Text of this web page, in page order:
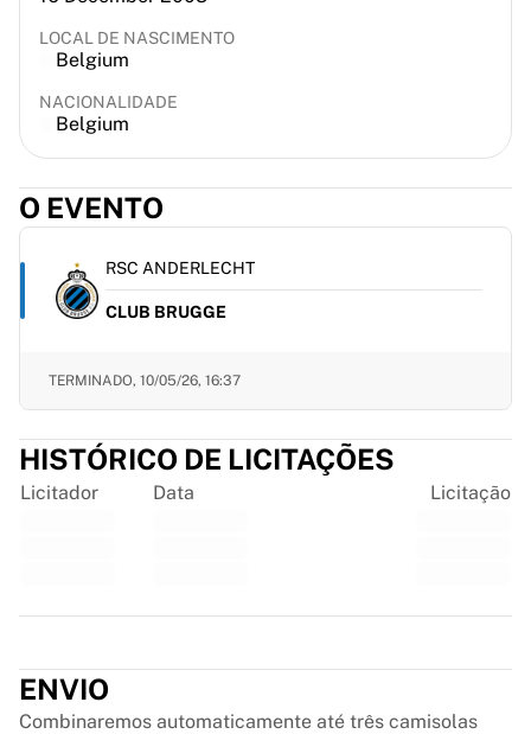
Bath Rugby
ASM Clermont Auvergne
Harlequins
Ver tudo sobre râguebi
Críquete
England Cricket
West Indies
Cricket Ireland
Ver tudo sobre críquete
Hóquei no gelo
Aalborg Pirates
NHL Alumni
Ver tudo sobre hóquei no gelo
Outro
Glory Kickboxing
Team Liquid
LOCAL DE NASCIMENTO
Belgium
NACIONALIDADE
Belgium
O EVENTO
RSC ANDERLECHT
CLUB BRUGGE
TERMINADO, 10/05/26, 16:37
HISTÓRICO DE LICITAÇÕES
Licitador Data Licitação
ENVIO
Combinaremos automaticamente até três camisolas